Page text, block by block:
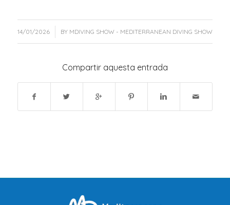
14/01/2026
/ BY MDIVING SHOW - MEDITERRANEAN DIVING SHOW
Compartir aquesta entrada